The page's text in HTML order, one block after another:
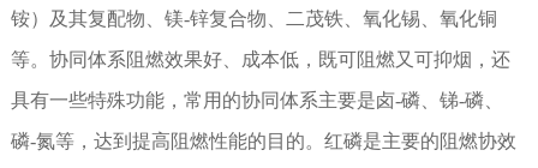
铵）及其复配物、镁-锌复合物、二茂铁、氧化锡、氧化铜
等。协同体系阻燃效果好、成本低，既可阻燃又可抑烟，还
具有一些特殊功能，常用的协同体系主要是卤-磷、锑-磷、
磷-氮等，达到提高阻燃性能的目的。红磷是主要的阻燃协效